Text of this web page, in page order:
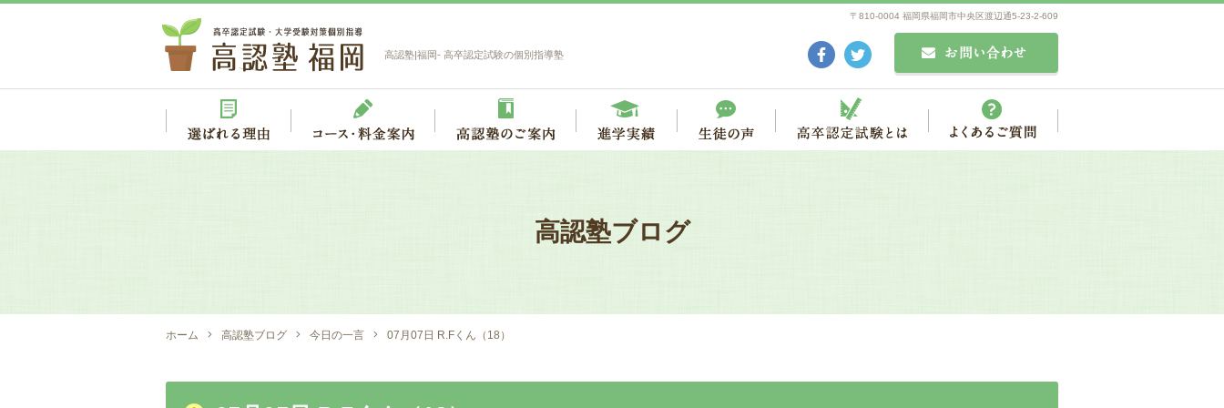
高認塾|福岡- 高卒認定試験の個別指導塾
〒810-0004 福岡県福岡市中央区渡辺通5-23-2-609
高認塾ブログ
ホーム 高認塾ブログ 今日の一言 07月07日 R.Fくん（18）